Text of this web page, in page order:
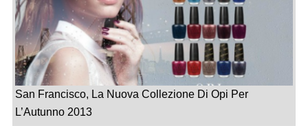
San Francisco, La Nuova Collezione Di Opi Per
L’Autunno 2013